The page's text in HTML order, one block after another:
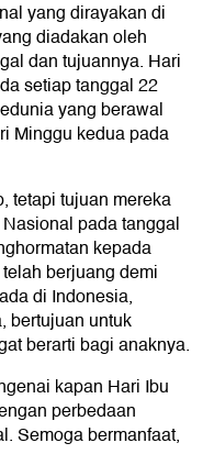
yang dirayakan di
diadakan oleh
dan tujuannya. Hari
setiap tanggal 22
yang berawal
Minggu kedua pada
tetapi tujuan mereka
pada tanggal
kepada
berjuang demi
di Indonesia,
bertujuan untuk
berarti bagi anaknya.
kapan Hari Ibu
perbedaan
Semoga bermanfaat,